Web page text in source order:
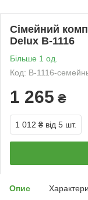
Сімейний
Delux B-1116
Більше 1 од.
Код: В-1116-
1 265 ₴
1 012 ₴ від 5 шт.
Опис